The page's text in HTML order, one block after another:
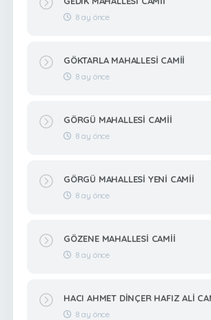
8 ay önce
GÖKTARLA MAHALLESİ CAMİİ
8 ay önce
GÖRGÜ MAHALLESİ CAMİİ
8 ay önce
GÖRGÜ MAHALLESİ YENİ CAMİİ
8 ay önce
GÖZENE MAHALLESİ CAMİİ
8 ay önce
HACI AHMET DİNÇER HAFIZ ALİ
8 ay önce